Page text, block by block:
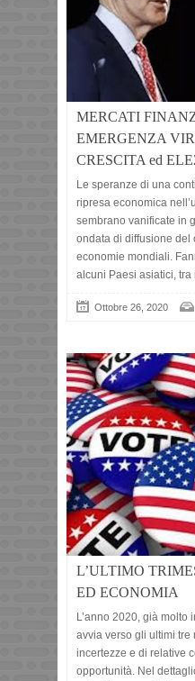
MERCATI
EMERGENZA
CRESCITA ed
Le speranze di una
ripresa economica
sembrano vanificate in
ondata di diffusione
economie mondiali.
alcuni Paesi asiatici, tra
Ottobre 26, 2020
L’ULTIMO
ED ECONOMIA
L’anno 2020, già molto
avvia verso gli ultimi tre
incertezze e di relative
opportunità. Nel